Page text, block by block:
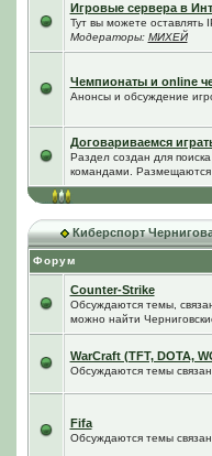
Игровые сервера в
Тут вы можете оставлять
Модераторы: МИХЕЙ
Чемпионаты и online
Анонсы и обсуждение
Договариваемся
Раздел создан для
командами. Размещаются
Киберспорт
Форум
Counter-Strike
Обсуждаются темы,
можно найти
WarCraft (TFT, DOTA,
Обсуждаются темы
Fifa
Обсуждаются темы